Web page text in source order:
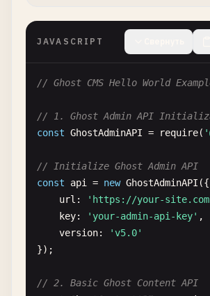
JAVASCRIPT
// Ghost CMS Hello World
// 1. Ghost Admin API
const GhostAdminAPI = require(
// Initialize Ghost Admin API
const
api = new GhostAdminAPI ({
url : 'https://your-
key: 'your-admin-api-key' ,
version:
'v5.0'
});
// 2. Basic Ghost Content API